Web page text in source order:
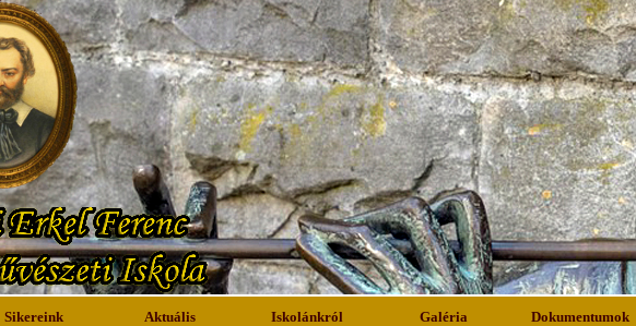
Sikereink Aktuális Iskolánkról Galéria Dokumentumok